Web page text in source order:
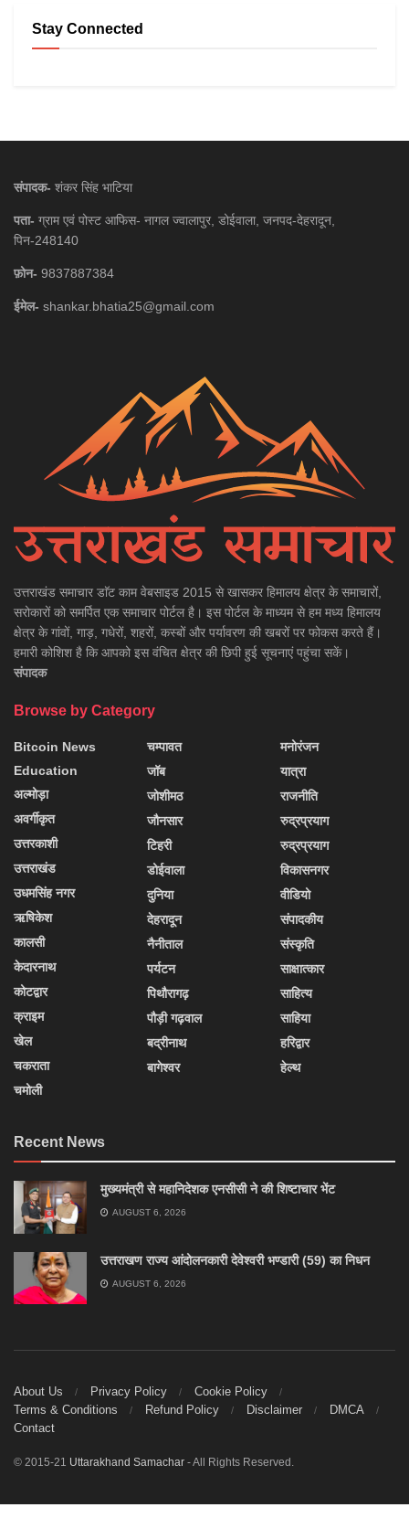
Stay Connected
संपादक- शंकर सिंह भाटिया
पता- ग्राम एवं पोस्ट आफिस- नागल ज्वालापुर, डोईवाला, जनपद-देहरादून,
पिन-248140
फ़ोन- 9837887384
ईमेल- shankar.bhatia25@gmail.com
उत्तराखंड समाचार डाॅट काम वेबसाइड 2015 से खासकर हिमालय क्षेत्र के समाचारों,
सरोकारों को समर्पित एक समाचार पोर्टल है। इस पोर्टल के माध्यम से हम मध्य हिमालय
क्षेत्र के गांवों, गाड़, गधेरों, शहरों, कस्बों और पर्यावरण की खबरों पर फोकस करते हैं।
हमारी कोशिश है कि आपको इस वंचित क्षेत्र की छिपी हुई सूचनाएं पहुंचा सकें।
संपादक
Browse by Category
Bitcoin News
Education
अल्मोड़ा
अवर्गीकृत
उत्तरकाशी
उत्तराखंड
उधमसिंह नगर
ऋषिकेश
कालसी
केदारनाथ
कोटद्वार
क्राइम
खेल
चकराता
चमोली
चम्पावत
जॉब
जोशीमठ
जौनसार
टिहरी
डोईवाला
दुनिया
देहरादून
नैनीताल
पर्यटन
पिथौरागढ़
पौड़ी गढ़वाल
बद्रीनाथ
बागेश्वर
मनोरंजन
यात्रा
राजनीति
रुद्रप्रयाग
रुद्रप्रयाग
विकासनगर
वीडियो
संपादकीय
संस्कृति
साक्षात्कार
साहित्य
साहिया
हरिद्वार
हेल्थ
Recent News
मुख्यमंत्री से महानिदेशक एनसीसी ने की शिष्टाचार भेंट
AUGUST 6, 2026
उत्तराखण राज्य आंदोलनकारी देवेश्वरी भण्डारी (59) का निधन
AUGUST 6, 2026
About Us Privacy Policy
Cookie Policy
Terms & Conditions
Refund Policy Disclaimer
DMCA
Contact
© 2015-21 Uttarakhand Samachar - All Rights Reserved.